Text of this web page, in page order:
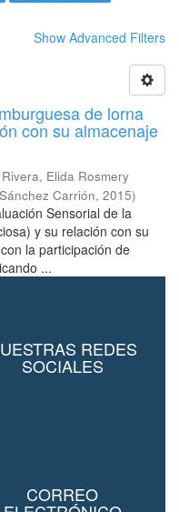
Show Advanced Filters
de lorna
con su almacenaje
Elida Rosmery
Carrión, 2015)
Sensorial de la
y su relación con su
la participación de
...
REDES
SOCIALES
CORREO